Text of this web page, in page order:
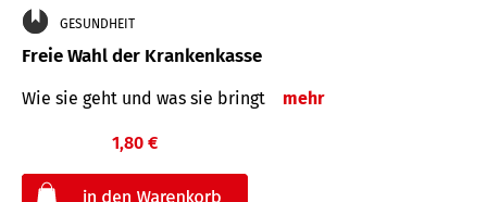
GESUNDHEIT
Freie Wahl der Krankenkasse
Wie sie geht und was sie bringt mehr
1,80 €